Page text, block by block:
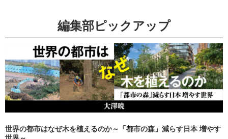
編集部ピックアップ
世界の都市はなぜ木を植えるのか～「都市の森」減らす日本 増やす